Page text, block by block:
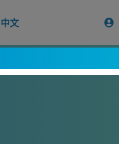
中文